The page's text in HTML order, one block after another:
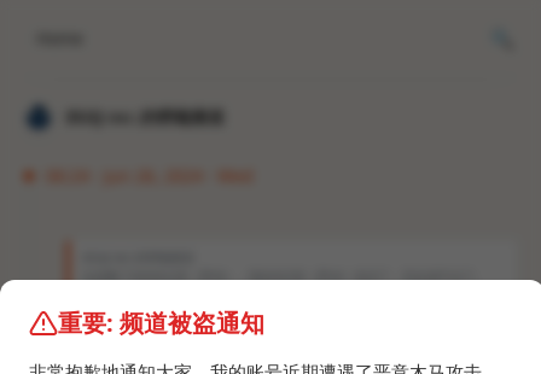
𝐙𝐆𝐐 ɪɴᴄ.的唠嗑频道
先是删了AAAA记录（IPv6），现在A记录（IPv4）也没了，完全进不去了。
草，IPv4又可以了，但是IPv6确实不知道什么情况，
是没接入还是删了？
重要: 频道被盗通知